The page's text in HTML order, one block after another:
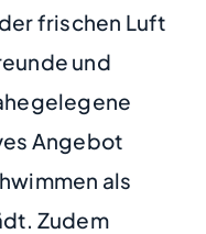
frischen Luft
und
Angebot
als
Zudem